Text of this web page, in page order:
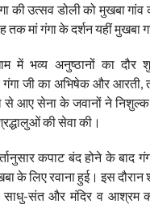
की उत्सव डोली को मुखबा गांव
मां गंगा के दर्शन यहीं मुखबा
में भव्य अनुष्ठानों का दौर
गंगा जी का अभिषेक और आरती,
से आए सेना के जवानों ने
की सेवा की।
कपाट बंद होने के बाद
के लिए रवाना हुई। इस दौरान
साधु-संत और मंदिर व आश्रम